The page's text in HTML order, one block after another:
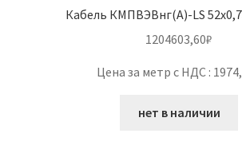
Кабель КМПВЭВнг(А)-LS
1204603,60₽
Цена за метр с НДС :
нет в наличии